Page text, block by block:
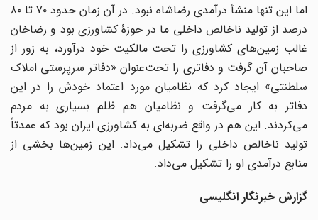
اما این تنها منشأ درآمدی رضاشاه نبود. در آن زمان حدود ۷۰ تا ۸۰
درصد از تولید ناخالص داخلی ما در حوزۀ کشاورزی بود و رضاخان
غالب زمین‌های کشاورزی را تحت مالکیت خود درآورد، به زور از
صاحبان آن گرفت و دفاتری را تحت‌عنوان «دفاتر سرپرستی املاک
سلطنتی» ایجاد کرد که نظامیان مورد اعتماد خودش را در این
دفاتر به کار می‌گرفت و نظامیان هم ظلم بسیاری به مردم
می‌کردند. این هم در واقع ضربه‌ای به کشاورزی ایران بود که عمدتاً
تولید ناخالص داخلی را تشکیل می‌داد. این زمین‌ها بخشی از
منابع درآمدی او را تشکیل می‌داد.
گزارش خبرنگار انگلیسی